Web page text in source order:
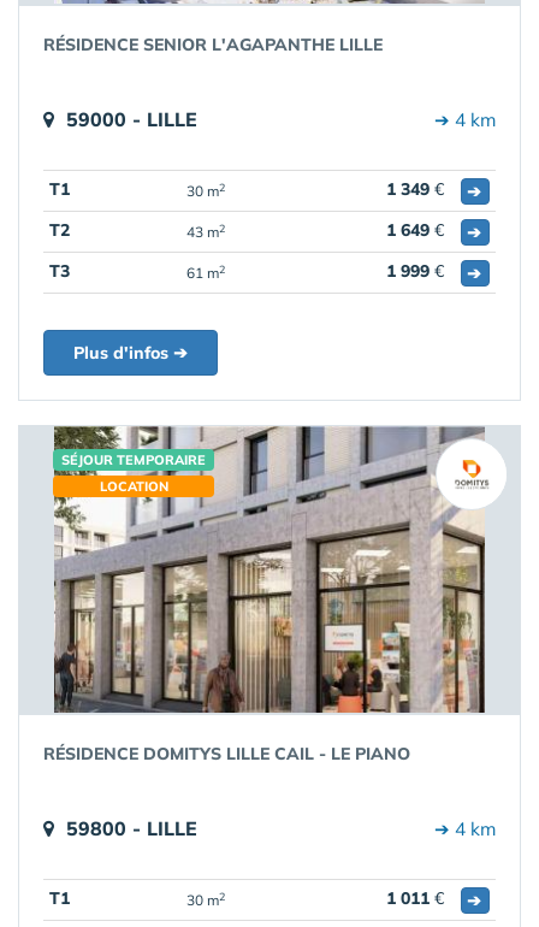
RÉSIDENCE SENIOR L'AGAPANTHE LILLE
59000 - LILLE ➔ 4 km
T1 30 m2 1 349 €
➔
T2
43 m2 1 649 €
➔
T3
61 m2 1 999 € ➔
Plus d'infos ➔
SÉJOUR TEMPORAIRE
LOCATION
RÉSIDENCE DOMITYS LILLE CAIL - LE PIANO
59800 - LILLE ➔ 4 km
T1 30 m2 1 011 €
➔